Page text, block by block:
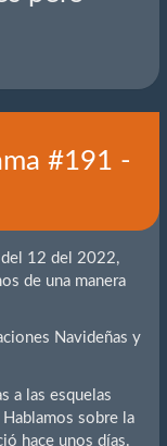
#191 -
12 del 2022,
de una manera
Navideñas y
a las esquelas
sobre la
hace unos días.